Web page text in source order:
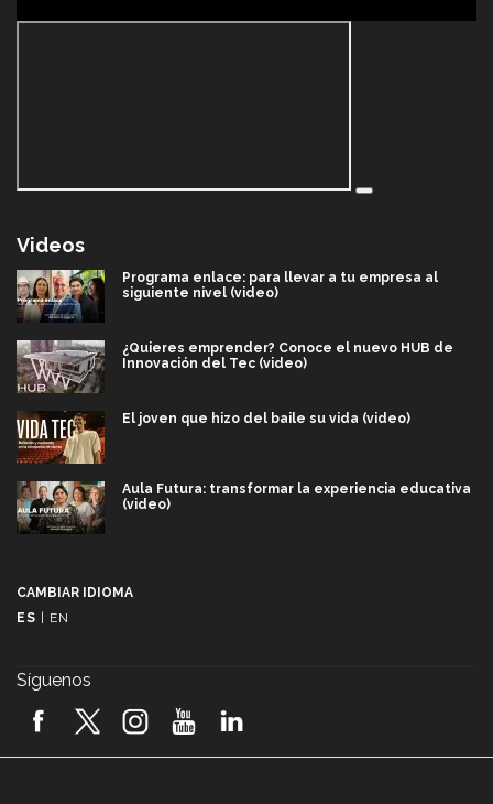
Videos
Programa enlace: para llevar a tu empresa al
siguiente nivel (video)
¿Quieres emprender? Conoce el nuevo HUB de
Innovación del Tec (video)
El joven que hizo del baile su vida (video)
Aula Futura: transformar la experiencia educativa
(video)
2026! (video)
CAMBIAR IDIOMA
ES | EN
Síguenos